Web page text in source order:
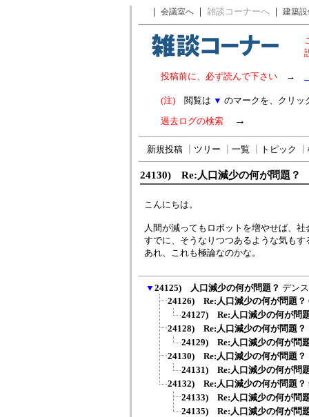
｜ 会議室へ ｜ 雑談コーナーへ ｜ 建築
投稿前に、必ず読んで下さい →
(注) 閲覧は ▼ のマークを、クリッ
過去ログの検索 →
新規投稿 ツリー 一覧 トピック
24130) Re:人口減少の何が問題？
こんにちは。
人間が減ってもロボットを増やせば、
すでに、そうなりつつあるような気もす
あれ、これも極論なのかな。
▼ 24125) 人口減少の何が問題？ デン
24126) Re:人口減少の何が問題？
24127) Re:人口減少の何が問
24128) Re:人口減少の何が問題？
24129) Re:人口減少の何が問
24130) Re:人口減少の何が問題？
24131) Re:人口減少の何が問
24132) Re:人口減少の何が問題？
24133) Re:人口減少の何が問
24135) Re:人口減少の何が問